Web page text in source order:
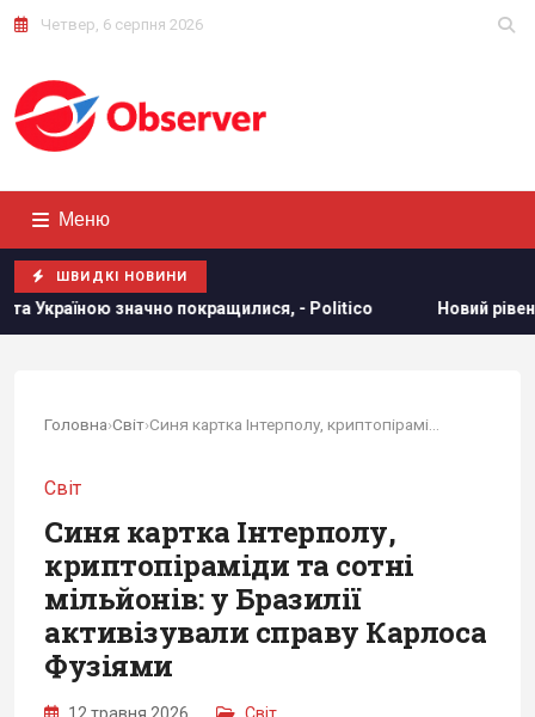
Четвер, 6 серпня 2026
Меню
ШВИДКІ НОВИНИ
- Politico Новий рівень ескалації: The Guardian
Головна›Світ›
Світ
Синя картка Інтерполу,
криптопіраміди та сотні
мільйонів: у Бразилії
активізували справу Карлоса
Фузіями